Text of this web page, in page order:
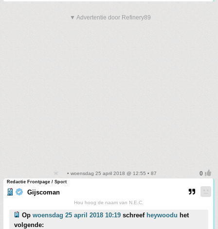
▼ Advertentie door Refinery89
• woensdag 25 april 2018 @ 12:55 • 87
Redactie Frontpage / Sport
Gijscoman
Hou hoog de naam van N.E.C.
Op woensdag 25 april 2018 10:19 schreef heywoodu het
volgende: